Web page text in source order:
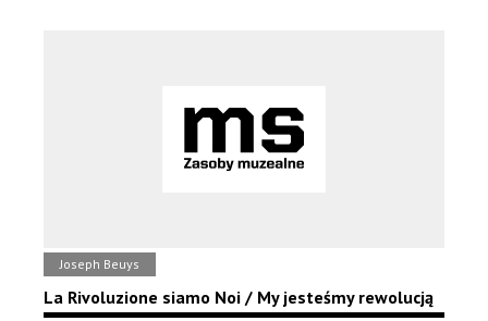
Joseph Beuys
La Rivoluzione siamo Noi / My jesteśmy rewolucją